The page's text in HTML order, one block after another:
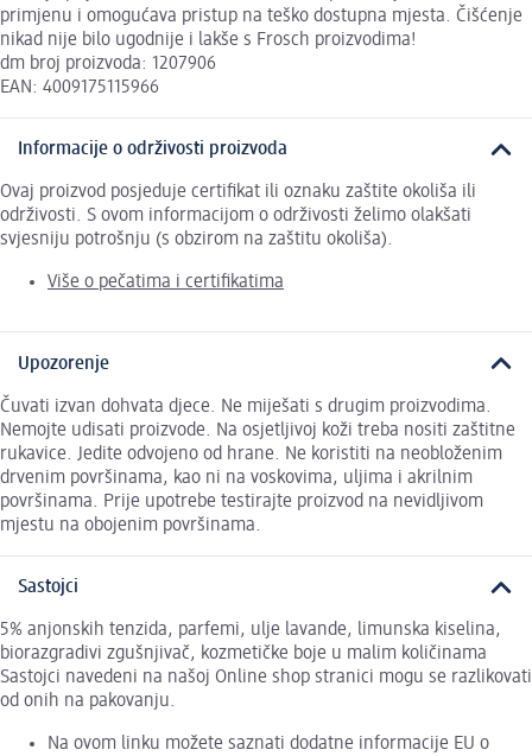
primjenu i omogućava pristup na teško dostupna mjesta. Čišćenje
nikad nije bilo ugodnije i lakše s Frosch proizvodima!
dm broj proizvoda: 1207906
EAN: 4009175115966
Informacije o održivosti proizvoda
Ovaj proizvod posjeduje certifikat ili oznaku zaštite okoliša ili
održivosti. S ovom informacijom o održivosti želimo olakšati
svjesniju potrošnju (s obzirom na zaštitu okoliša).
Više o pečatima i certifikatima
Upozorenje
Čuvati izvan dohvata djece. Ne miješati s drugim proizvodima.
Nemojte udisati proizvode. Na osjetljivoj koži treba nositi zaštitne
rukavice. Jedite odvojeno od hrane. Ne koristiti na neobloženim
drvenim površinama, kao ni na voskovima, uljima i akrilnim
površinama. Prije upotrebe testirajte proizvod na nevidljivom
mjestu na obojenim površinama.
Sastojci
5% anjonskih tenzida, parfemi, ulje lavande, limunska kiselina,
biorazgradivi zgušnjivač, kozmetičke boje u malim količinama
Sastojci navedeni na našoj Online shop stranici mogu se razlikovati
od onih na pakovanju.
Na ovom linku možete saznati dodatne informacije EU o